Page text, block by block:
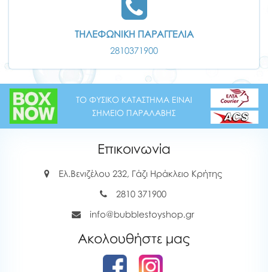
ΤΗΛΕΦΩΝΙΚΗ ΠΑΡΑΓΓΕΛΙΑ
2810371900
ΤΟ ΦΥΣΙΚΟ ΚΑΤΑΣΤΗΜΑ ΕΙΝΑΙ
ΣΗΜΕΙΟ ΠΑΡΑΛΑΒΗΣ
Επικοινωνία
Ελ.Βενιζέλου 232, Γάζι Ηράκλειο Κρήτης
2810 371900
info@bubblestoyshop.gr
Ακολουθήστε μας